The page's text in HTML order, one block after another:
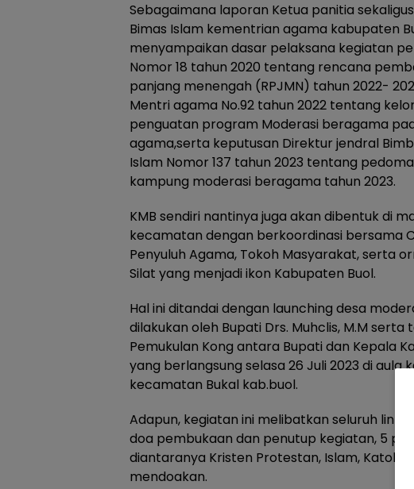
Sebagaimana laporan Ketua panitia
Bimas Islam kementrian agama kabupaten
menyampaikan dasar pelaksana kegiatan
Nomor 18 tahun 2020 tentang rencana
panjang menengah (RPJMN) tahun 2022-
Mentri agama No.92 tahun 2022 tentang
penguatan program Moderasi beragama
agama,serta keputusan Direktur jendral
Islam Nomor 137 tahun 2023 tentang
kampung moderasi beragama tahun 2023.
KMB sendiri nantinya juga akan dibentuk di
kecamatan dengan berkoordinasi bersama
Penyuluh Agama, Tokoh Masyarakat, serta
Silat yang menjadi ikon Kabupaten Buol.
Hal ini ditandai dengan launching desa
dilakukan oleh Bupati Drs. Muhclis, M.M
Pemukulan Kong antara Bupati dan Kepala
yang berlangsung selasa 26 Juli 2023 di aula
kecamatan Bukal kab.buol.
Adapun, kegiatan ini melibatkan seluruh lintas
doa pembukaan dan penutup kegiatan, 5
diantaranya Kristen Protestan, Islam, Katolik,
mendoakan.